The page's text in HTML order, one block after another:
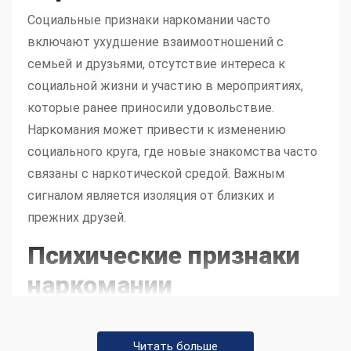
Социальные признаки наркомании часто
включают ухудшение взаимоотношений с
семьей и друзьями, отсутствие интереса к
социальной жизни и участию в мероприятиях,
которые ранее приносили удовольствие.
Наркомания может привести к изменению
социального круга, где новые знакомства часто
связаны с наркотической средой. Важным
сигналом является изоляция от близких и
прежних друзей.
Психические признаки
наркомании
себя изменения в настроении, повышенную
Читать больше